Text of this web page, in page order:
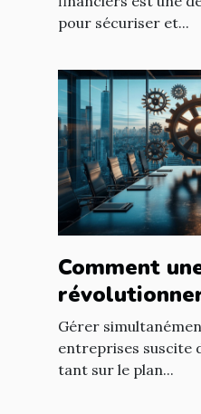
pour sécuriser et...
Comment
Gérer
entreprises suscite
tant sur le plan...